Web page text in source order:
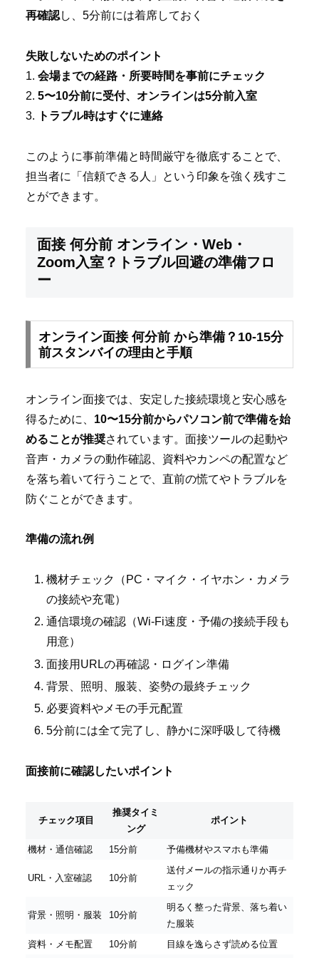
再確認し、5分前には着席しておく
失敗しないためのポイント
1. 会場までの経路・所要時間を事前にチェック
2. 5〜10分前に受付、オンラインは5分前入室
3.
トラブル時はすぐに連絡
このように事前準備と時間厳守を徹底することで、
担当者に「信頼できる人」という印象を強く残すこ
とができます。
面接 何分前 オンライン・Web・
Zoom入室？トラブル回避の準備フロ
ー
オンライン面接 何分前 から準備？10-15分
前スタンバイの理由と手順
オンライン面接では、安定した接続環境と安心感を
得るために、 10〜15分前からパソコン前で準備を始
めることが推奨されています。面接ツールの起動や
音声・カメラの動作確認、資料やカンペの配置など
を落ち着いて行うことで、直前の慌てやトラブルを
防ぐことができます。
準備の流れ例
機材チェック（PC・マイク・イヤホン・カメラ
の接続や充電）
通信環境の確認（Wi-Fi速度・予備の接続手段も
用意）
面接用URLの再確認・ログイン準備
背景、照明、服装、姿勢の最終チェック
必要資料やメモの手元配置
5分前には全て完了し、静かに深呼吸して待機
面接前に確認したいポイント
チェック項目
推奨タイミ
ング
ポイント
機材・通信確認 15分前 予備機材やスマホも準備
URL・入室確認 10分前
送付メールの指示通りか再チ
ェック
背景・照明・服装 10分前
明るく整った背景、落ち着い
た服装
資料・メモ配置
10分前
目線を逸らさず読める位置